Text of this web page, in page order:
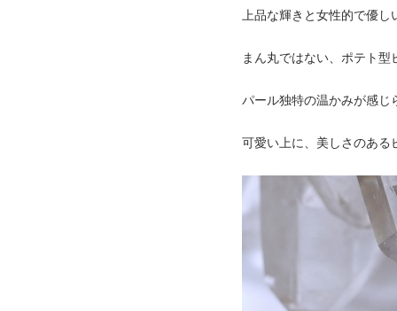
上品な輝きと女性的で優し
まん丸ではない、ポテト型
パール独特の温かみが感じ
可愛い上に、美しさのある